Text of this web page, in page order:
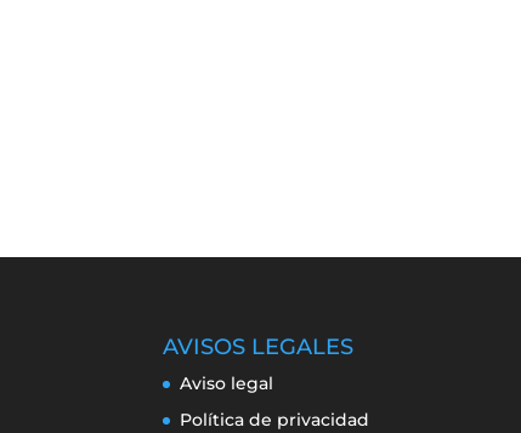
AVISOS LEGALES
Aviso legal
Política de privacidad